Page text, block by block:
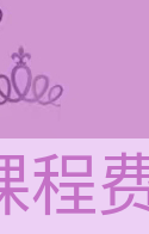
程